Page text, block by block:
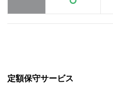
定額保守サービス